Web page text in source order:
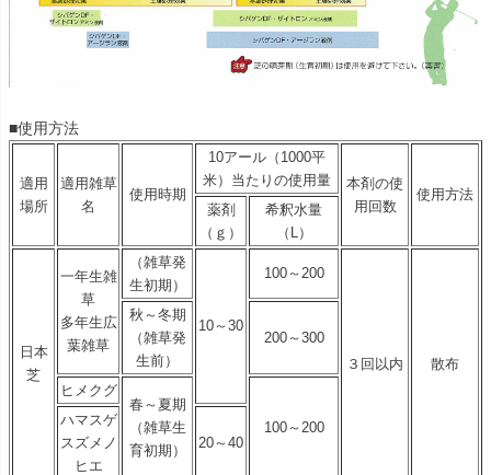
■使用方法
適用
場所
適用雑草
名
使用時期
10アール（1000平
米）当たりの使用量
本剤の使
用回数
使用方法
薬剤
（ｇ）
希釈水量
（L）
日本
芝
一年生雑
草
多年生広
葉雑草
（雑草発
生初期）
10～30
100～200
３回以内 散布
秋～冬期
（雑草発
生前）
200～300
ヒメクグ
春 ～夏期
（雑草生
育初期）
100～200
ハマスゲ
スズメノ
ヒエ
20～40